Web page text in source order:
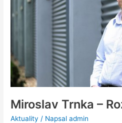
Miroslav Trnka –
Aktuality / Napsaladmin
Rozstřel